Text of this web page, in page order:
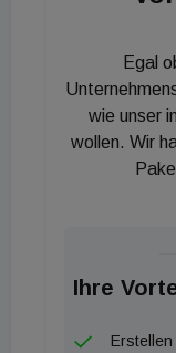
französische
europäischer
interessante
Nach der
Europäischen
zu einem
Spitzenrenditen
Egal
wie unser
wollen. Wir
Ihre